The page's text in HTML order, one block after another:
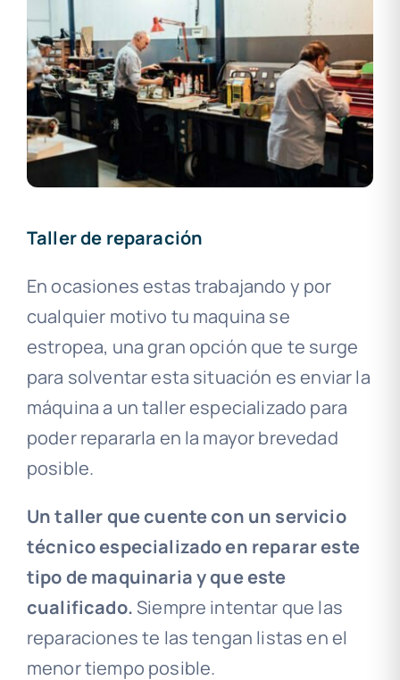
Taller de reparación
En ocasiones estas trabajando y por
cualquier motivo tu maquina se
estropea, una gran opción que te surge
para solventar esta situación es enviar la
máquina a un taller especializado para
poder repararla en la mayor brevedad
posible.
Un taller que cuente con un servicio
técnico especializado en reparar este
tipo de maquinaria y que este
cualificado.Siempre intentar que las
reparaciones te las tengan listas en el
menor tiempo posible.